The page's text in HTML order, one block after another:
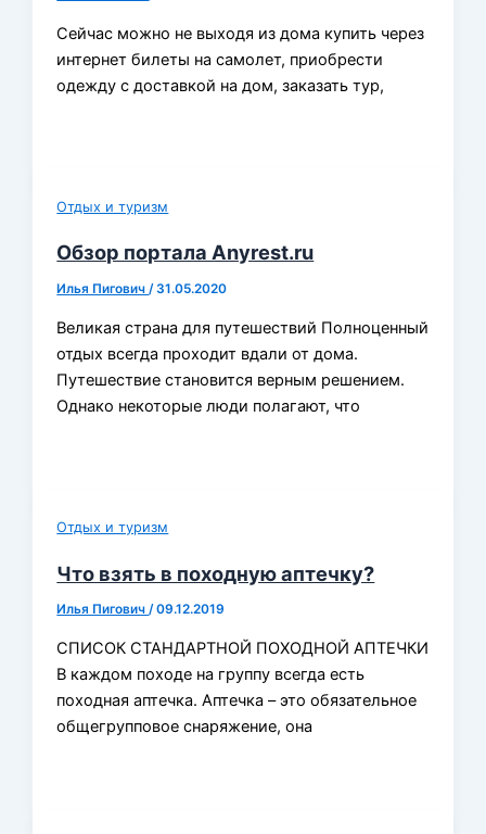
Сейчас можно не выходя из дома купить через
интернет билеты на самолет, приобрести
одежду с доставкой на дом, заказать тур,
Отдых и туризм
Обзор портала Anyrest.ru
Илья Пигович/31.05.2020
Великая страна для путешествий Полноценный
отдых всегда проходит вдали от дома.
Путешествие становится верным решением.
Однако некоторые люди полагают, что
Отдых и туризм
Что взять в походную аптечку?
Илья Пигович/09.12.2019
СПИСОК СТАНДАРТНОЙ ПОХОДНОЙ АПТЕЧКИ
В каждом походе на группу всегда есть
походная аптечка. Аптечка – это обязательное
общегрупповое снаряжение, она